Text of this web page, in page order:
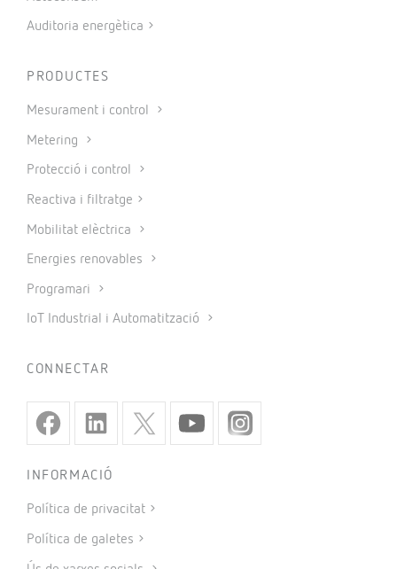
Auditoria energètica
PRODUCTES
Mesurament i control
Metering
Protecció i control
Reactiva i filtratge
Mobilitat elèctrica
Energies renovables
Programari
IoT Industrial i Automatització
CONNECTAR
INFORMACIÓ
Política de privacitat
Política de galetes